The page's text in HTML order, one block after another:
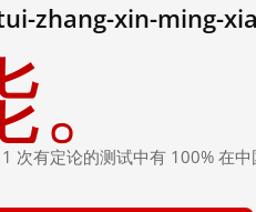
zhang-xin-ming-
有定论的测试中有 100% 在中